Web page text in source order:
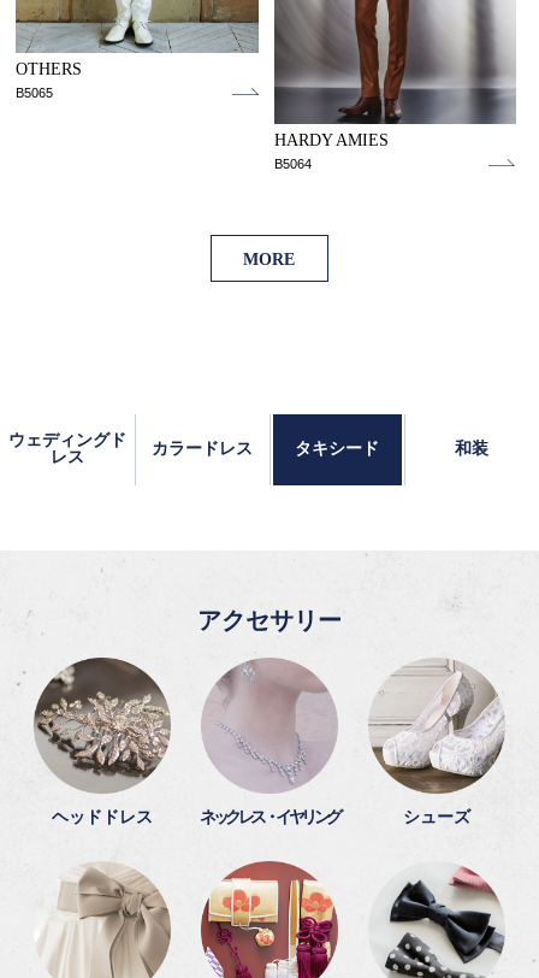
OTHERS
B5065
HARDY AMIES
B5064
MORE
ウェディングド
レス
カラードレス タキシード 和装
アクセサリー
ヘッドドレス ネックレス・イヤリング シューズ